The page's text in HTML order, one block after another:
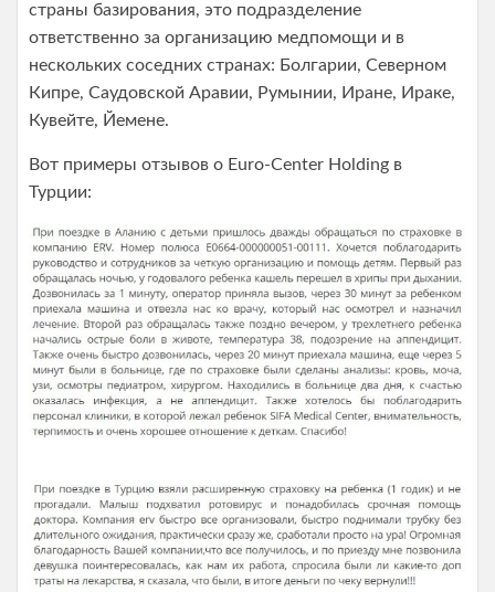
страны базирования, это подразделение
ответственно за организацию медпомощи и в
нескольких соседних странах: Болгарии, Северном
Кипре, Саудовской Аравии, Румынии, Иране, Ираке,
Кувейте, Йемене.
Вот примеры отзывов о Euro-Center Holding в
Турции: